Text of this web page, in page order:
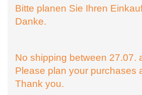
Bitte planen Sie Ihren
Danke.
No shipping between 27.07.
Please plan your purchases
Thank you.